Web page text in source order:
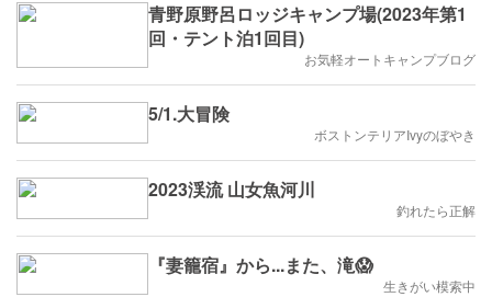
青野原野呂ロッジキャンプ場(2023年第1
回・テント泊1回目)
お気軽オートキャンプブログ
5/1.大冒険
ボストンテリアIvyのぼやき
2023渓流 山女魚河川
釣れたら正解
『妻籠宿』から...また、滝😱
生きがい模索中